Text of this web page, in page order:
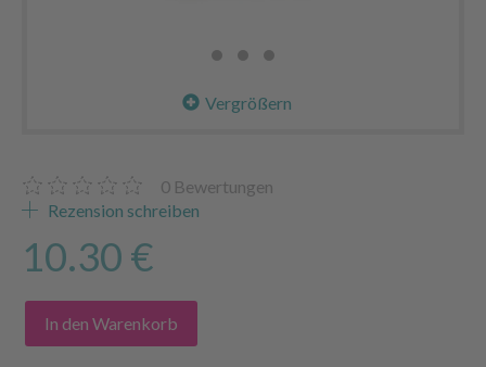
Vergrößern
0 Bewertungen
Rezension schreiben
10.30 €
In den Warenkorb